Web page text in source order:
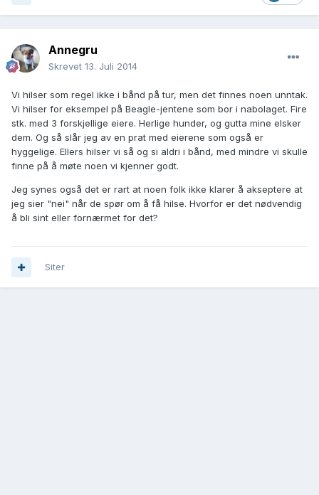
Annegru
Skrevet 13. Juli 2014
Vi hilser som regel ikke i bånd på tur, men det finnes noen unntak.
Vi hilser for eksempel på Beagle-jentene som bor i nabolaget. Fire
stk. med 3 forskjellige eiere. Herlige hunder, og gutta mine elsker
dem. Og så slår jeg av en prat med eierene som også er
hyggelige. Ellers hilser vi så og si aldri i bånd, med mindre vi skulle
finne på å møte noen vi kjenner godt.
Jeg synes også det er rart at noen folk ikke klarer å akseptere at
jeg sier "nei" når de spør om å få hilse. Hvorfor er det nødvendig
å bli sint eller fornærmet for det?
Siter